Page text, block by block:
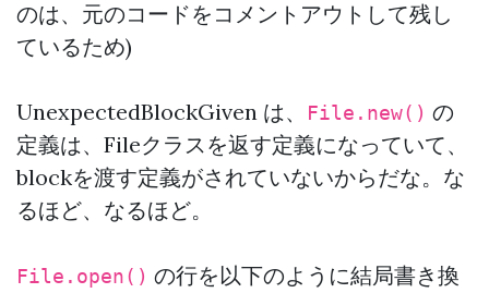
のは、元のコードをコメントアウトして残し
ているため)
UnexpectedBlockGiven は、 File.new() の
定義は、Fileクラスを返す定義になっていて、
blockを渡す定義がされていないからだな。な
るほど、なるほど。
File.open() の行を以下のように結局書き換